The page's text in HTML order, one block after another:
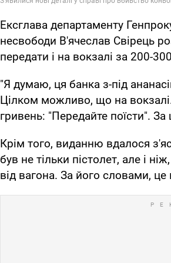
Ексглава департаменту
несвободи В'ячеслав Свірець
передати і на вокзалі за 200-
"Я думаю, ця банка з-під
Цілком можливо, що на
гривень: "Передайте поїсти".
Крім того, виданню вдалося
був не тільки пістолет, але і
від вагона. За його словами, це